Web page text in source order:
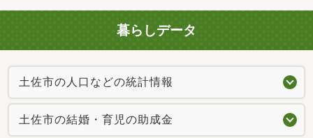
暮らしデータ
土佐市の人口などの統計情報
土佐市の結婚・育児の助成金